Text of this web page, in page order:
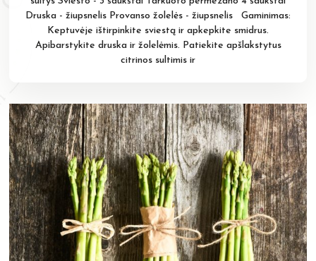
Druska - žiupsnelis Provanso žolelės - žiupsnelis Gaminimas:
Keptuvėje ištirpinkite sviestą ir apkepkite smidrus.
Apibarstykite druska ir žolelėmis. Patiekite apšlakstytus
citrinos sultimis ir